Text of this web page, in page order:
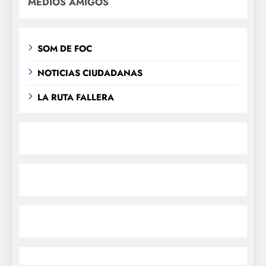
SOM DE FOC
NOTICIAS CIUDADANAS
LA RUTA FALLERA